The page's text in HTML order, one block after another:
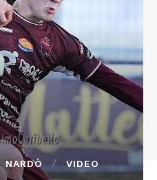
NARDÒ VIDEO